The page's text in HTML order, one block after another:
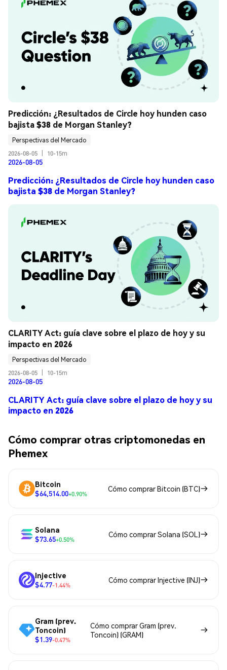
Predicción: ¿Resultados de Circle hoy hunden caso
bajista $38 de Morgan Stanley?
Perspectivas del Mercado
2026-08-05
10-15m
2026-08-05
Predicción: ¿Resultados de Circle hoy hunden caso
bajista $38 de Morgan Stanley?
CLARITY Act: guía clave sobre el plazo de hoy y su
impacto en 2026
Perspectivas del Mercado
2026-08-05
10-15m
2026-08-05
CLARITY Act: guía clave sobre el plazo de hoy y su
impacto en 2026
Cómo comprar otras criptomonedas en
Phemex
Bitcoin
$64,514.00+0.90%
Cómo comprar Bitcoin (BTC)
Solana
$73.65+0.50%
Cómo comprar Solana (SOL)
Injective
$4.77-1.44%
Cómo comprar Injective (INJ)
Gram (prev.
Toncoin)
$1.39-0.47%
Cómo comprar Gram (prev.
Toncoin) (GRAM)